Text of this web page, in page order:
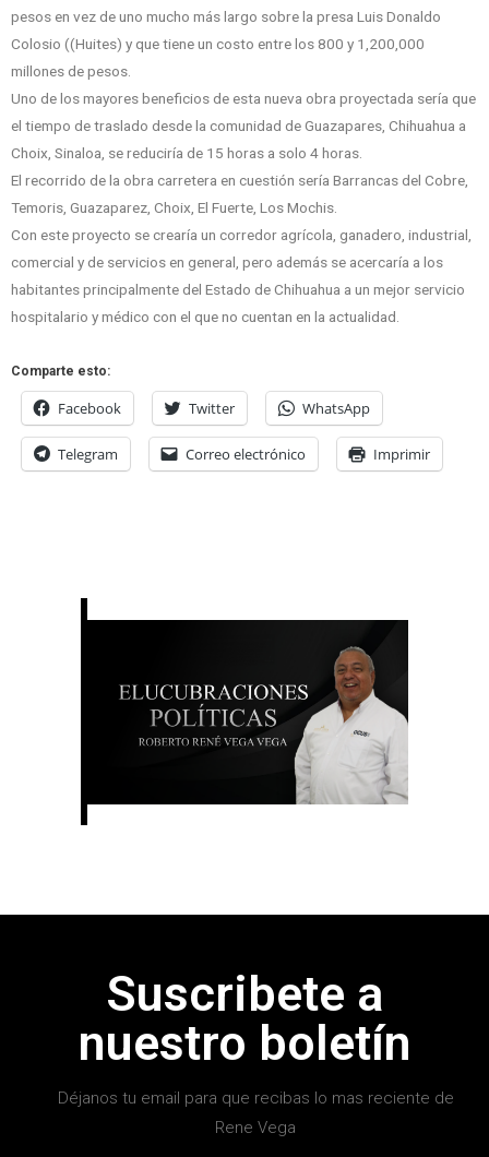
pesos en vez de uno mucho más largo sobre la presa Luis Donaldo
Colosio ((Huites) y que tiene un costo entre los 800 y 1,200,000
millones de pesos.
Uno de los mayores beneficios de esta nueva obra proyectada sería que
el tiempo de traslado desde la comunidad de Guazapares, Chihuahua a
Choix, Sinaloa, se reduciría de 15 horas a solo 4 horas.
El recorrido de la obra carretera en cuestión sería Barrancas del Cobre,
Temoris, Guazaparez, Choix, El Fuerte, Los Mochis.
Con este proyecto se crearía un corredor agrícola, ganadero, industrial,
comercial y de servicios en general, pero además se acercaría a los
habitantes principalmente del Estado de Chihuahua a un mejor servicio
hospitalario y médico con el que no cuentan en la actualidad.
Comparte esto:
Facebook Twitter WhatsApp
Telegram Correo electrónico Imprimir
Suscribete a
nuestro boletín
Déjanos tu email para que recibas lo mas reciente de
Rene Vega